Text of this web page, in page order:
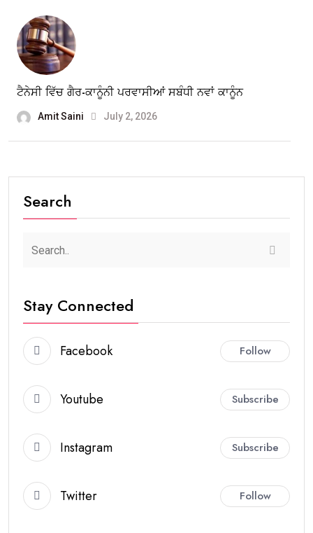
ਟੈਨੇਸੀ ਵਿੱਚ ਗੈਰ-ਕਾਨੂੰਨੀ ਪਰਵਾਸੀਆਂ ਸਬੰਧੀ ਨਵਾਂ ਕਾਨੂੰਨ
Amit Saini July 2, 2026
Search
Stay Connected
Facebook Follow
Youtube Subscribe
Instagram Subscribe
Twitter Follow